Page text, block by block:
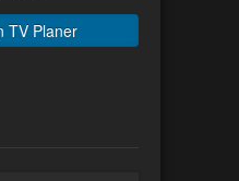
Planer